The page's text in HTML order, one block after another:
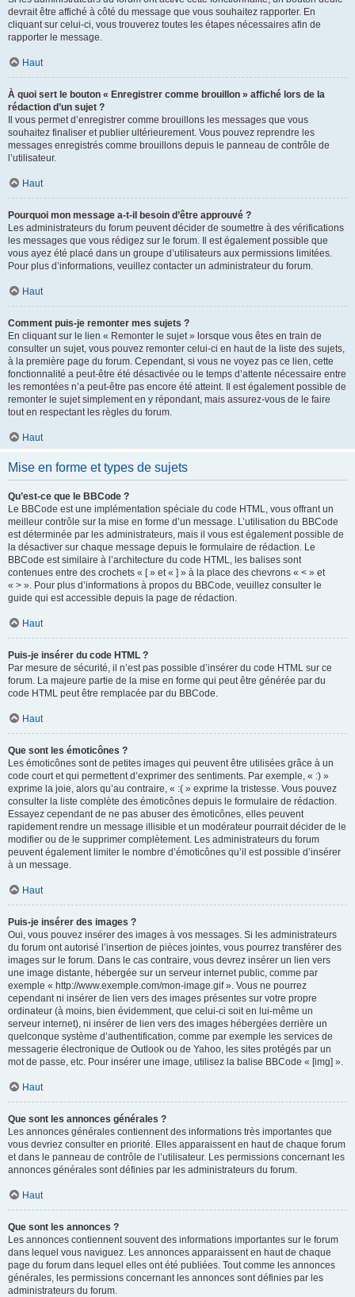
devrait être affiché à côté du message que vous souhaitez rapporter. En
cliquant sur celui-ci, vous trouverez toutes les étapes nécessaires afin de
rapporter le message.
Haut
À quoi sert le bouton « Enregistrer comme brouillon » affiché lors de la
rédaction d’un sujet ?
Il vous permet d’enregistrer comme brouillons les messages que vous
souhaitez finaliser et publier ultérieurement. Vous pouvez reprendre les
messages enregistrés comme brouillons depuis le panneau de contrôle de
l’utilisateur.
Haut
Pourquoi mon message a-t-il besoin d’être approuvé ?
Les administrateurs du forum peuvent décider de soumettre à des vérifications
les messages que vous rédigez sur le forum. Il est également possible que
vous ayez été placé dans un groupe d’utilisateurs aux permissions limitées.
Pour plus d’informations, veuillez contacter un administrateur du forum.
Haut
Comment puis-je remonter mes sujets ?
En cliquant sur le lien « Remonter le sujet » lorsque vous êtes en train de
consulter un sujet, vous pouvez remonter celui-ci en haut de la liste des sujets,
à la première page du forum. Cependant, si vous ne voyez pas ce lien, cette
fonctionnalité a peut-être été désactivée ou le temps d’attente nécessaire entre
les remontées n’a peut-être pas encore été atteint. Il est également possible de
remonter le sujet simplement en y répondant, mais assurez-vous de le faire
tout en respectant les règles du forum.
Haut
Mise en forme et types de sujets
Qu’est-ce que le BBCode ?
Le BBCode est une implémentation spéciale du code HTML, vous offrant un
meilleur contrôle sur la mise en forme d’un message. L’utilisation du BBCode
est déterminée par les administrateurs, mais il vous est également possible de
la désactiver sur chaque message depuis le formulaire de rédaction. Le
BBCode est similaire à l’architecture du code HTML, les balises sont
contenues entre des crochets « [ » et « ] » à la place des chevrons « < » et
« > ». Pour plus d’informations à propos du BBCode, veuillez consulter le
guide qui est accessible depuis la page de rédaction.
Haut
Puis-je insérer du code HTML ?
Par mesure de sécurité, il n’est pas possible d’insérer du code HTML sur ce
forum. La majeure partie de la mise en forme qui peut être générée par du
code HTML peut être remplacée par du BBCode.
Haut
Que sont les émoticônes ?
Les émoticônes sont de petites images qui peuvent être utilisées grâce à un
code court et qui permettent d’exprimer des sentiments. Par exemple, « :) »
exprime la joie, alors qu’au contraire, « :( » exprime la tristesse. Vous pouvez
consulter la liste complète des émoticônes depuis le formulaire de rédaction.
Essayez cependant de ne pas abuser des émoticônes, elles peuvent
rapidement rendre un message illisible et un modérateur pourrait décider de le
modifier ou de le supprimer complètement. Les administrateurs du forum
peuvent également limiter le nombre d’émoticônes qu’il est possible d’insérer
à un message.
Haut
Puis-je insérer des images ?
Oui, vous pouvez insérer des images à vos messages. Si les administrateurs
du forum ont autorisé l’insertion de pièces jointes, vous pourrez transférer des
images sur le forum. Dans le cas contraire, vous devrez insérer un lien vers
une image distante, hébergée sur un serveur internet public, comme par
exemple « http://www.exemple.com/mon-image.gif ». Vous ne pourrez
cependant ni insérer de lien vers des images présentes sur votre propre
ordinateur (à moins, bien évidemment, que celui-ci soit en lui-même un
serveur internet), ni insérer de lien vers des images hébergées derrière un
quelconque système d’authentification, comme par exemple les services de
messagerie électronique de Outlook ou de Yahoo, les sites protégés par un
mot de passe, etc. Pour insérer une image, utilisez la balise BBCode « [img] ».
Haut
Que sont les annonces générales ?
Les annonces générales contiennent des informations très importantes que
vous devriez consulter en priorité. Elles apparaissent en haut de chaque forum
et dans le panneau de contrôle de l’utilisateur. Les permissions concernant les
annonces générales sont définies par les administrateurs du forum.
Haut
Que sont les annonces ?
Les annonces contiennent souvent des informations importantes sur le forum
dans lequel vous naviguez. Les annonces apparaissent en haut de chaque
page du forum dans lequel elles ont été publiées. Tout comme les annonces
générales, les permissions concernant les annonces sont définies par les
administrateurs du forum.